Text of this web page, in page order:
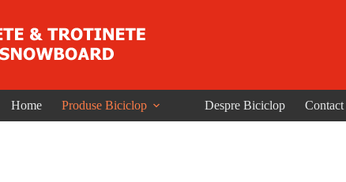
Home Produse Biciclop Despre Biciclop Contact